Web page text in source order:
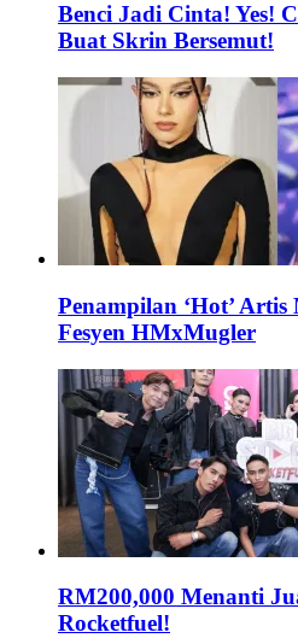
Benci Jadi Cinta! Yes!
Buat Skrin Bersemut!
Penampilan ‘Hot’
Fesyen HMxMugler
RM200,000 Menanti
Rocketfuel!